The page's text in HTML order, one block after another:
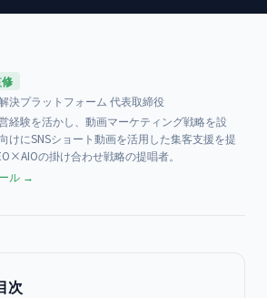
決プラットフォーム 代表取締役
経験を活かし、動画マーケティング戦略を設
けにSNSショート動画を活用した集客支援を提
の掛け合わせ戦略の提唱者。
ル →
次